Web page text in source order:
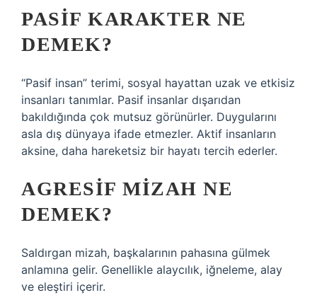
PASIF KARAKTER NE
DEMEK?
“Pasif insan” terimi, sosyal hayattan uzak ve etkisiz
insanları tanımlar. Pasif insanlar dışarıdan
bakıldığında çok mutsuz görünürler. Duygularını
asla dış dünyaya ifade etmezler. Aktif insanların
aksine, daha hareketsiz bir hayatı tercih ederler.
AGRESIF MIZAH NE
DEMEK?
Saldırgan mizah, başkalarının pahasına gülmek
anlamına gelir. Genellikle alaycılık, iğneleme, alay
ve eleştiri içerir.